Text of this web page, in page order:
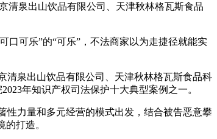
清泉出山饮品有限公司、天津秋林格瓦斯食品
口可乐”的“可乐”，不法商家以为走捷径就能实
清泉出山饮品有限公司、天津秋林格瓦斯食品科
年知识产权司法保护十大典型案例之一。
性力量和多元经营的模式出发，结合被告恶意攀
打造。